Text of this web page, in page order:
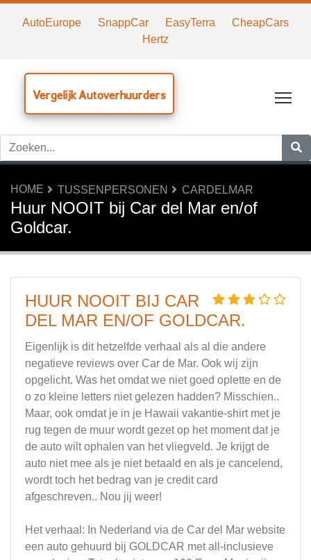
AutoEurope SnappCar EasyTerra
CheapCars
Hertz
Vergelijk Autoverhuurders
HOME TUSSENPERSONEN CARDELMAR
Huur NOOIT bij Car del Mar en/of
Goldcar.
HUUR NOOIT BIJ CAR
DEL MAR EN/OF GOLDCAR.
Eigenlijk is dit hetzelfde verhaal als al die andere
negatieve reviews over Car de Mar. Ook wij zijn
opgelicht. Was het omdat we niet goed oplette en de
o zo kleine letters niet gelezen hadden? Misschien..
Maar, ook omdat je in je Hawaii vakantie-shirt met je
rug tegen de muur wordt gezet op het moment dat je
de auto wilt ophalen van het vliegveld. Je krijgt de
auto niet mee als je niet betaald en als je cancelend,
wordt toch het bedrag van je credit card
afgeschreven.. Nou jij weer!
Het verhaal: In Nederland via de Car del Mar website
een auto gehuurd bij GOLDCAR met all-inclusieve